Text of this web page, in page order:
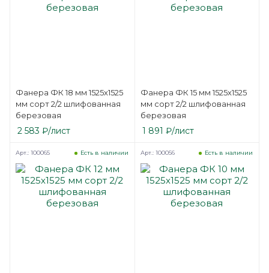
Фанера ФК 18 мм 1525х1525
мм сорт 2/2 шлифованная
березовая
2 583 ₽/лист
Фанера ФК 15 мм 1525х1525
мм сорт 2/2 шлифованная
березовая
1 891 ₽/лист
Есть в наличии
Арт.: 100065 Есть в наличии
Арт.: 100056